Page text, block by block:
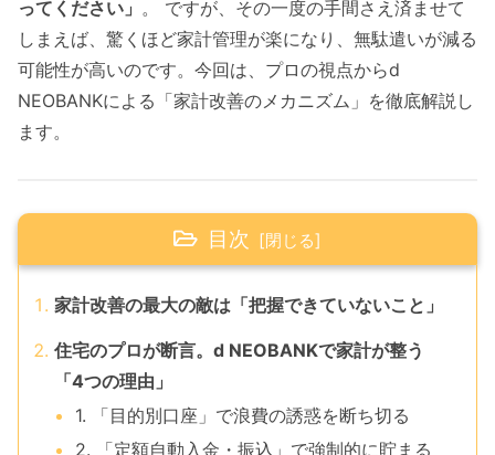
ってください」 。 ですが、その一度の手間さえ済ませて
しまえば、驚くほど家計管理が楽になり、無駄遣いが減る
可能性が高いのです。今回は、プロの視点からd
NEOBANKによる「家計改善のメカニズム」を徹底解説し
ます。
目次
家計改善の最大の敵は「把握できていないこと」
住宅のプロが断言。d NEOBANKで家計が整う
「4つの理由」
1. 「目的別口座」で浪費の誘惑を断ち切る
2. 「定額自動入金・振込」で強制的に貯まる